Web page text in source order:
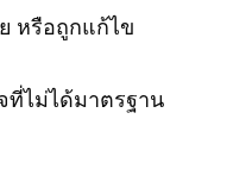
หรือถูกแก้ไข
ที่ไม่ได้มาตรฐาน